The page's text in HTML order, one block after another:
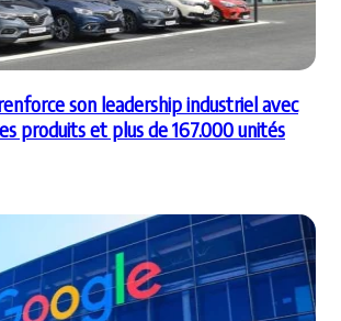
son leadership industriel avec
produits et plus de 167.000 unités